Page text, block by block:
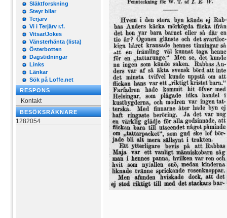
Släktforskning
Steyr bilar
Terjärv
Vi i Terjärv r.f.
Vitsar/Jokes
Vänsterhänta (lista)
Österbotten
Dagstidningar
Links
Länkar
Sök på Loffe.net
RESPONS
Kontakt
BESÖKSRÄKNARE
1282054